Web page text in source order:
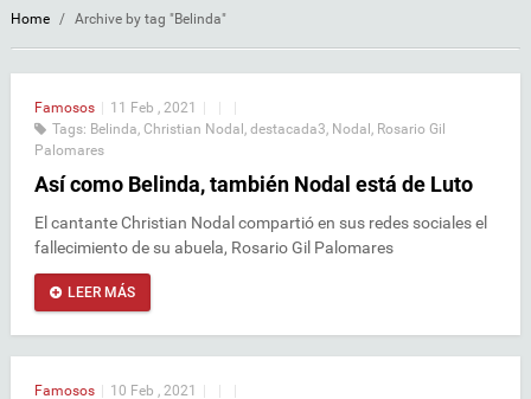
Home / Archive by tag "Belinda"
Famosos 11 Feb , 2021
Tags: Belinda, Christian Nodal , destacada3, Nodal , Rosario Gil
Palomares
Así como Belinda, también Nodal está de Luto
El cantante Christian Nodal compartió en sus redes sociales el
fallecimiento de su abuela, Rosario Gil Palomares
LEER MÁS
Famosos 10 Feb , 2021